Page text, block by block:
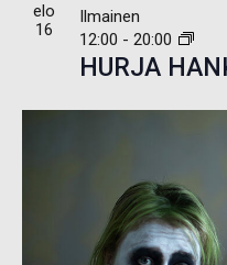
elo
16
HURJA
12:00 - 20:00
Ilmainen